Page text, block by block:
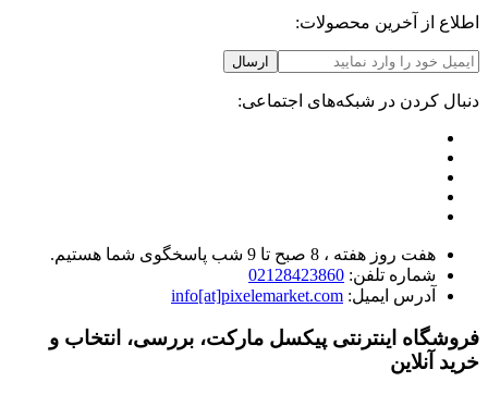
اطلاع از آخرین محصولات:
ارسال
دنبال کردن در شبکه‌های اجتماعی:
هفت روز هفته ، 8 صبح تا 9 شب پاسخگوی شما هستیم.
شماره تلفن: 02128423860
آدرس ایمیل: info[at]pixelemarket.com
فروشگاه اینترنتی پیکسل مارکت، بررسی، انتخاب و
خرید آنلاین